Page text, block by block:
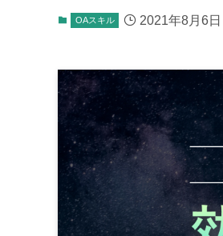
OAスキル 2021年8月6日